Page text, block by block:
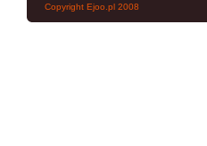
Copyright Ejoo.pl 2008